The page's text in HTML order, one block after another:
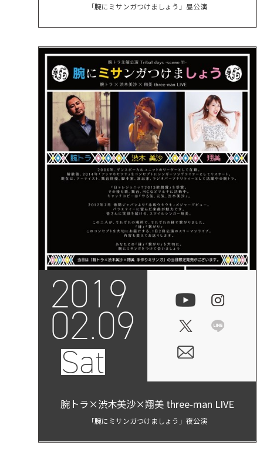
「腕にミサンガつけましょう」昼公演
2019
02.09
Sat
腕トラ×渋木美沙×翔美 three-man LIVE
「腕にミサンガつけましょう」夜公演